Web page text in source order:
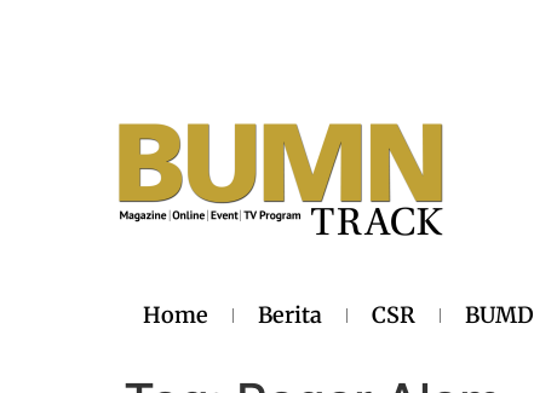
Home Berita CSR BUMD